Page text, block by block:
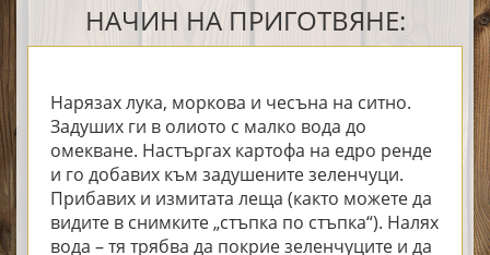
НАЧИН НА ПРИГОТВЯНЕ:
Нарязах лука, моркова и чесъна на ситно.
Задуших ги в олиото с малко вода до
омекване. Настъргах картофа на едро ренде
и го добавих към задушените зеленчуци.
Прибавих и измитата леща (както можете да
видите в снимките „стъпка по стъпка“). Налях
вода – тя трябва да покрие зеленчуците и да